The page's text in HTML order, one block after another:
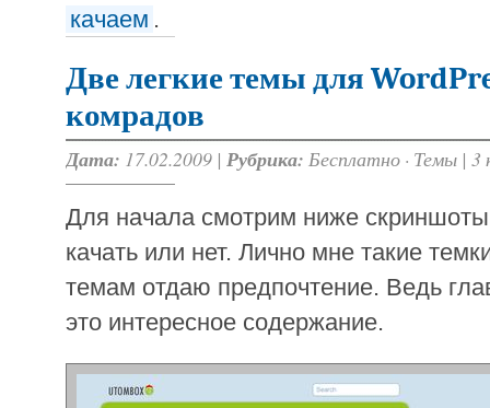
качаем .
Две легкие темы для
комрадов
Дата: 17.02.2009 | Рубрика: Бесплатно · Темы | 3
Для начала смотрим ниже
качать или нет. Лично мне такие
темам отдаю предпочтение. Ведь
это интересное содержание.